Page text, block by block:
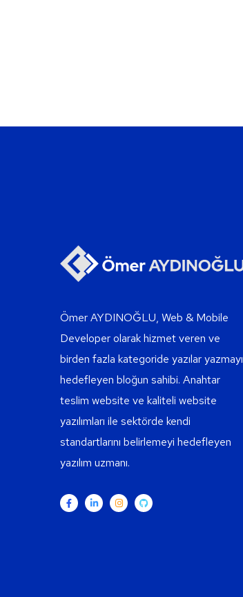
Ömer AYDINOĞLU, Web & Mobile
Developer olarak hizmet veren ve
birden fazla kategoride yazılar yazmayı
hedefleyen bloğun sahibi. Anahtar
teslim website ve kaliteli website
yazılımları ile sektörde kendi
standartlarını belirlemeyi hedefleyen
yazılım uzmanı.